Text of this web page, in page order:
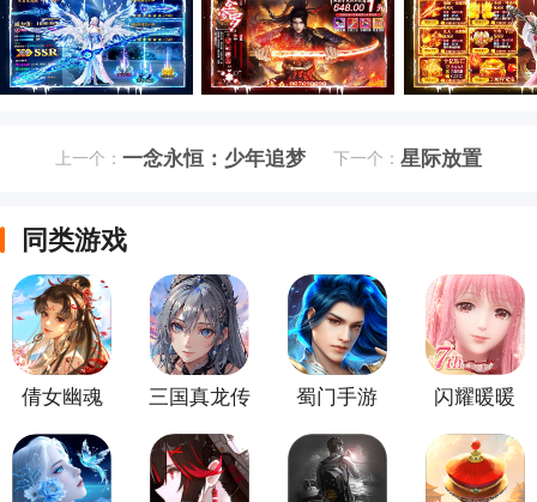
上一个： 一念永恒：少年追梦 下一个：星际放置
同类游戏
倩女幽魂 三国真龙传 蜀门手游 闪耀暖暖